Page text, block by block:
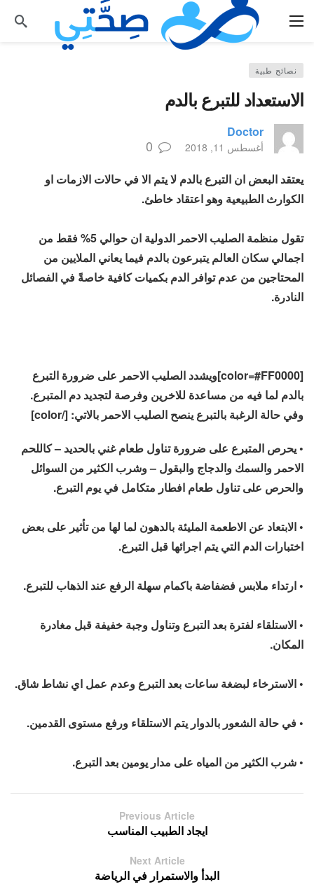
نصائح طبية
الاستعداد للتبرع بالدم
Doctor
أغسطس 11, 2018 0
يعتقد البعض ان التبرع بالدم لا يتم الا في حالات الازمات او
الكوارث الطبيعية وهو اعتقاد خاطئ.
تقول منظمة الصليب الاحمر الدولية ان حوالي 5% فقط من
اجمالي سكان العالم يتبرعون بالدم فيما يعاني الملايين من
المحتاجين من عدم توافر الدم بكميات كافية خاصةً في الفصائل
النادرة.
[color=#FF0000]ويشدد الصليب الاحمر على ضرورة التبرع
بالدم لما فيه من مساعدة للاخرين وفرصة لتجديد دم المتبرع.
وفي حالة الرغبة بالتبرع ينصح الصليب الاحمر بالاتي: [/color]
• يحرص المتبرع على ضرورة تناول طعام غني بالحديد – كاللحم
الاحمر والسمك والدجاج والبقول – وشرب الكثير من السوائل
والحرص على تناول طعام افطار متكامل في يوم التبرع.
• الابتعاد عن الاطعمة المليئة بالدهون لما لها من تأثير على بعض
اختبارات الدم التي يتم اجرائها قبل التبرع.
• ارتداء ملابس فضفاضة باكمام سهلة الرفع عند الذهاب للتبرع.
• الاستلقاء لفترة بعد التبرع وتناول وجبة خفيفة قبل مغادرة
المكان.
• الاسترخاء لبضغة ساعات بعد التبرع وعدم عمل اي نشاط شاق.
• في حالة الشعور بالدوار يتم الاستلقاء ورفع مستوى القدمين.
• شرب الكثير من المياه على مدار يومين بعد التبرع.
Previous Article
ايجاد الطبيب المناسب
Next Article
البدأ والاستمرار في الرياضة